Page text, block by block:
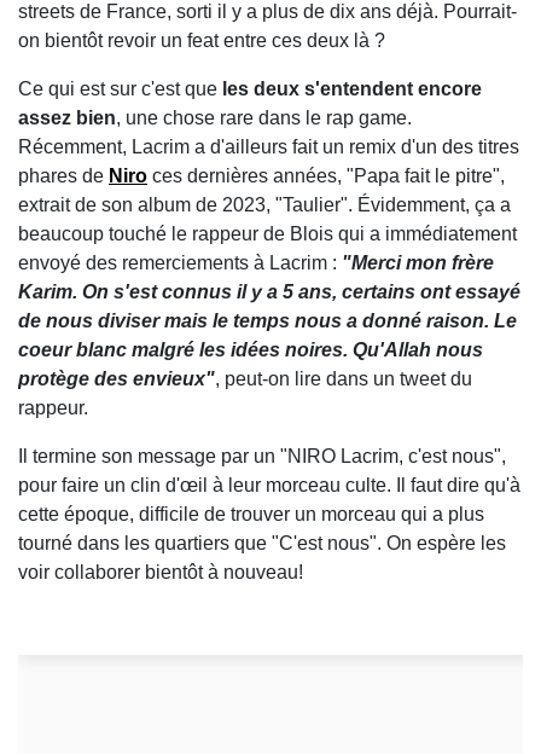
streets de France, sorti il y a plus de dix ans déjà. Pourrait-
on bientôt revoir un feat entre ces deux là ?
Ce qui est sur c'est que les deux s'entendent encore
assez bien, une chose rare dans le rap game.
Récemment, Lacrim a d'ailleurs fait un remix d'un des titres
phares de Niro ces dernières années, "Papa fait le pitre",
extrait de son album de 2023, "Taulier". Évidemment, ça a
beaucoup touché le rappeur de Blois qui a immédiatement
envoyé des remerciements à Lacrim : "Merci mon frère
Karim. On s'est connus il y a 5 ans, certains ont essayé
de nous diviser mais le temps nous a donné raison. Le
coeur blanc malgré les idées noires. Qu'Allah nous
protège des envieux", peut-on lire dans un tweet du
rappeur.
Il termine son message par un "NIRO Lacrim, c'est nous",
pour faire un clin d'œil à leur morceau culte. Il faut dire qu'à
cette époque, difficile de trouver un morceau qui a plus
tourné dans les quartiers que "C'est nous". On espère les
voir collaborer bientôt à nouveau!